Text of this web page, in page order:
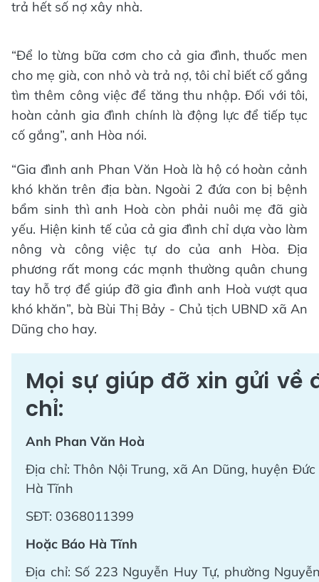
trả hết số nợ xây nhà.
“Để lo từng bữa cơm cho cả gia đình, thuốc men
cho mẹ già, con nhỏ và trả nợ, tôi chỉ biết cố gắng
tìm thêm công việc để tăng thu nhập. Đối với tôi,
hoàn cảnh gia đình chính là động lực để tiếp tục
cố gắng”, anh Hòa nói.
“Gia đình anh Phan Văn Hoà là hộ có hoàn cảnh
khó khăn trên địa bàn. Ngoài 2 đứa con bị bệnh
bẩm sinh thì anh Hoà còn phải nuôi mẹ đã già
yếu. Hiện kinh tế của cả gia đình chỉ dựa vào làm
nông và công việc tự do của anh Hòa. Địa
phương rất mong các mạnh thường quân chung
tay hỗ trợ để giúp đỡ gia đình anh Hoà vượt qua
khó khăn”, bà Bùi Thị Bảy - Chủ tịch UBND xã An
Dũng cho hay.
Mọi sự giúp đỡ xin gửi về
chỉ:
Anh Phan Văn Hoà
Địa chỉ: Thôn Nội Trung, xã An Dũng, huyện Đức
Hà Tĩnh
SĐT: 0368011399
Hoặc Báo Hà Tĩnh
Địa chỉ: Số 223 Nguyễn Huy Tự, phường